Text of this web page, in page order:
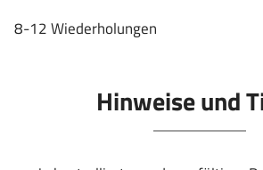
8-12 Wiederholungen
Hinweise und